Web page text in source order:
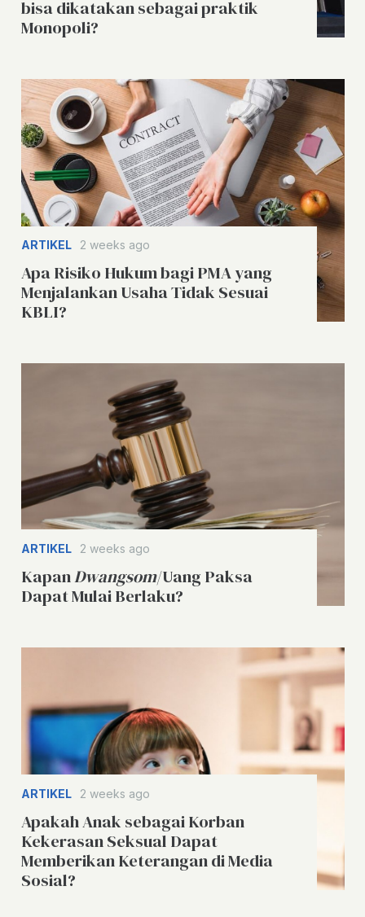
bisa dikatakan sebagai praktik
Monopoli?
ARTIKEL 2 weeks ago
Apa Risiko Hukum bagi PMA yang
Menjalankan Usaha Tidak Sesuai
KBLI?
ARTIKEL 2 weeks ago
KapanDwangsom/Uang Paksa
Dapat Mulai Berlaku?
ARTIKEL 2 weeks ago
Apakah Anak sebagai Korban
Kekerasan Seksual Dapat
Memberikan Keterangan di Media
Sosial?